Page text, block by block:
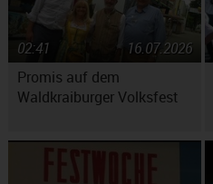
Promis auf dem
Waldkraiburger Volksfest
16.07.2026
02:41